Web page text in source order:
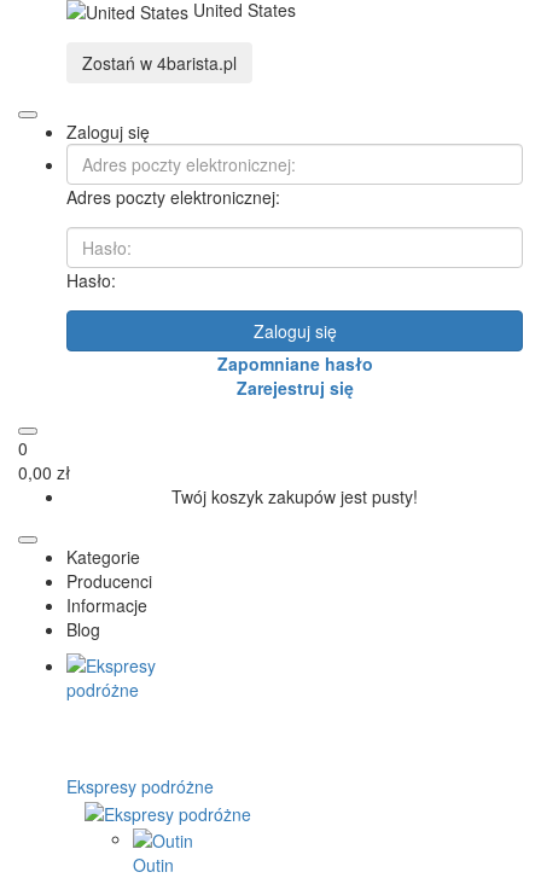
United States
Zostań w 4barista.pl
Zaloguj się
Adres poczty elektronicznej:
Hasło:
Zaloguj się
Zapomniane hasło
Zarejestruj się
0
0,00 zł
Twój koszyk zakupów jest pusty!
Kategorie
Producenci
Informacje
Blog
Ekspresy podróżne
Outin